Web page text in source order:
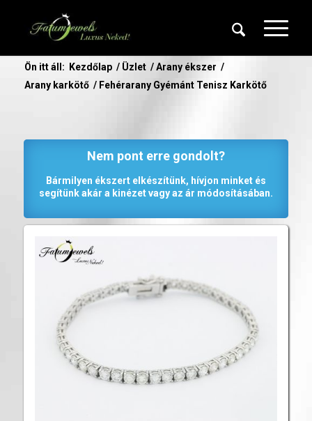
Ön itt áll: Kezdőlap / Üzlet / Arany ékszer /
Arany karkötő / Fehérarany Gyémánt Tenisz Karkötő
Nem pont erre gondolt?
Bármilyen ékszert elkészítünk, hívjon minket és
segítünk akár a kinézet vagy az ár módosításában.